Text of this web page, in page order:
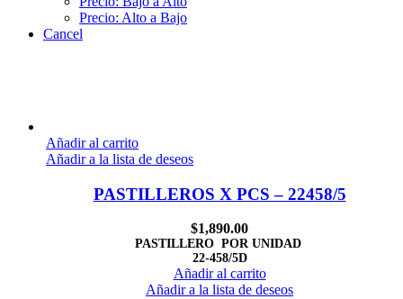
Precio: Alto a Bajo
Cancel
Añadir al carrito
Añadir a la lista de deseos
PASTILLEROS X PCS – 22458/5
$1,890.00
PASTILLERO POR UNIDAD
22-458/5D
Añadir al carrito
Añadir a la lista de deseos